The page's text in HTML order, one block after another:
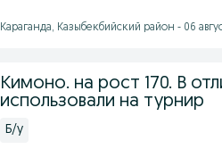
Караганда, Казыбекбийский район - 06
Кимоно. на рост 170. В
использовали на турнир
Б/у